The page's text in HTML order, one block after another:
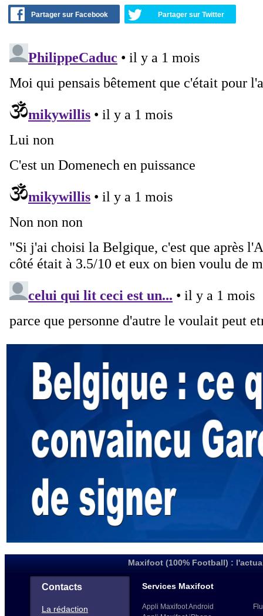
Partager sur Facebook Partager sur Twitter
Maxifoot (100% Football) :
Contacts
La rédaction
Services Maxifoot
Appli Maxifoot Android